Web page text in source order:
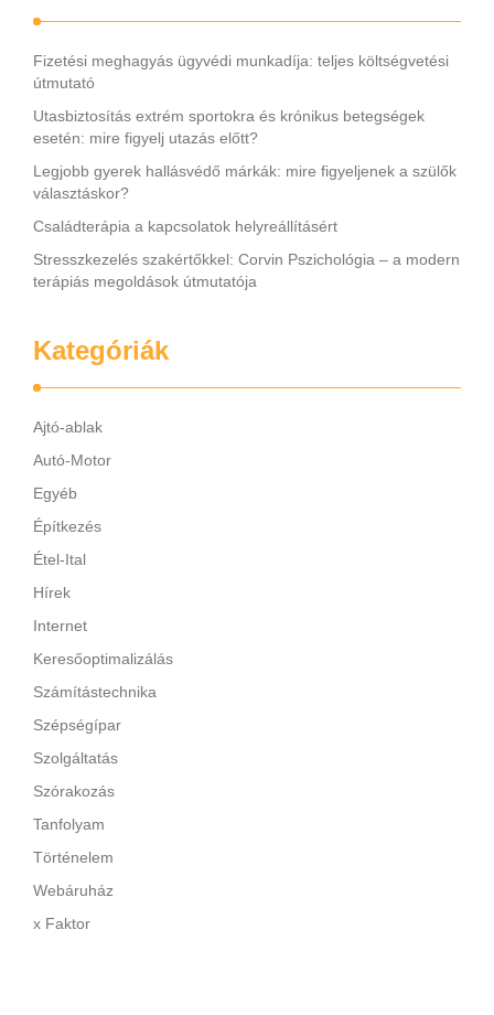
Fizetési meghagyás ügyvédi munkadíja: teljes költségvetési
útmutató
Utasbiztosítás extrém sportokra és krónikus betegségek
esetén: mire figyelj utazás előtt?
Legjobb gyerek hallásvédő márkák: mire figyeljenek a szülők
választáskor?
Családterápia a kapcsolatok helyreállításért
Stresszkezelés szakértőkkel: Corvin Pszichológia – a modern
terápiás megoldások útmutatója
Kategóriák
Ajtó-ablak
Autó-Motor
Egyéb
Építkezés
Étel-Ital
Hírek
Internet
Keresőoptimalizálás
Számítástechnika
Szépségípar
Szolgáltatás
Szórakozás
Tanfolyam
Történelem
Webáruház
x Faktor